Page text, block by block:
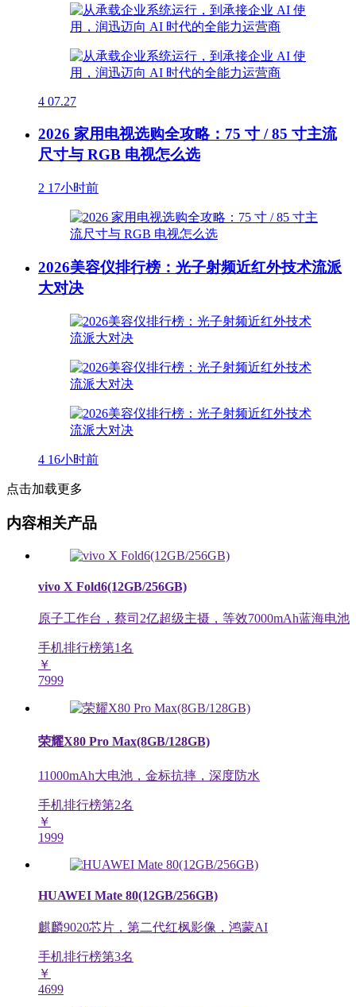
4 07.27
2026 家用电视选购全攻略：75 寸 / 85 寸主流
尺寸与 RGB 电视怎么选
2 17小时前
2026美容仪排行榜：光子射频近红外技术流派
大对决
4 16小时前
点击加载更多
内容相关产品
vivo X Fold6(12GB/256GB)
原子工作台，蔡司2亿超级主摄，等效7000mAh蓝海电池
手机排行榜第1名
￥
7999
荣耀X80 Pro Max(8GB/128GB)
11000mAh大电池，金标抗摔，深度防水
手机排行榜第2名
￥
1999
HUAWEI Mate 80(12GB/256GB)
麒麟9020芯片，第二代红枫影像，鸿蒙AI
手机排行榜第3名
￥
4699